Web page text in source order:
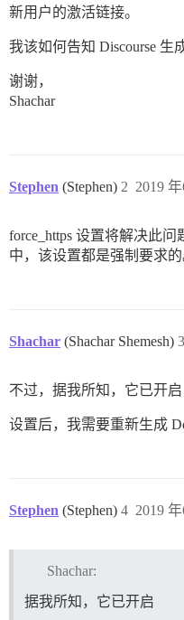
新用户的激活链接。
我该如何告知 Discourse 生
谢谢，
Shachar
Stephen (Stephen) 2019
2
force_https 设置将解决此
中，该设置都是强制要求的
Shachar (Shachar Shemesh) 3
不过，据我所知，它已开启
设置后，我需要重新生成
Stephen (Stephen) 2019
4
Shachar:
据我所知，它已开启